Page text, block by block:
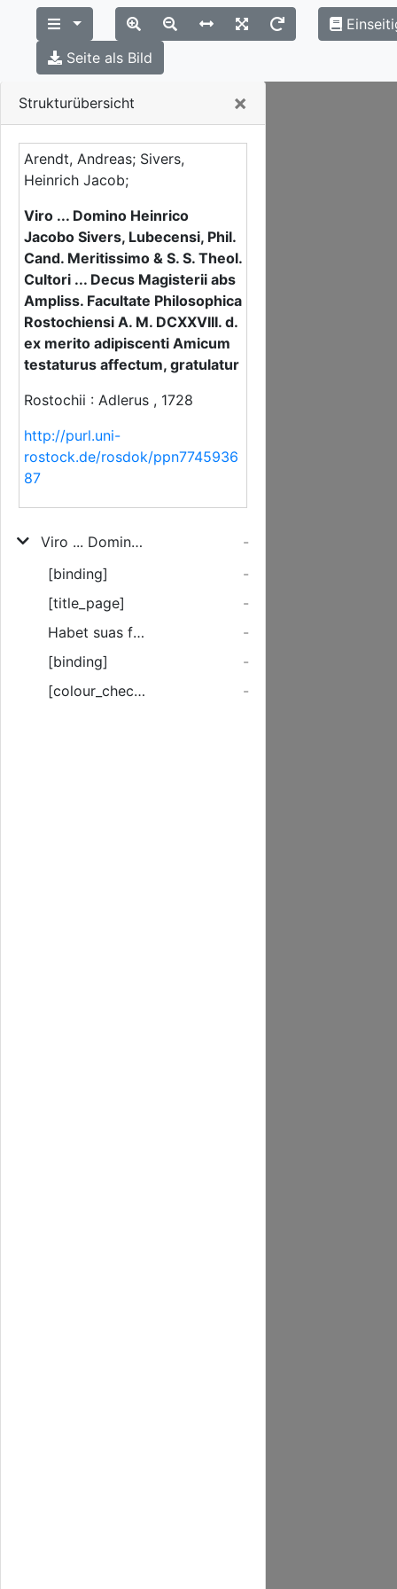
Strukturübersicht ×
Arendt, Andreas; Sivers,
Heinrich Jacob;
Viro ... Domino Heinrico
Jacobo Sivers, Lubecensi, Phil.
Cand. Meritissimo & S. S. Theol.
Cultori ... Decus Magisterii abs
Ampliss. Facultate Philosophica
Rostochiensi A. M. DCXXVIII. d.
ex merito adipiscenti Amicum
testaturus affectum, gratulatur
Rostochii : Adlerus , 1728
http://purl.uni-
rostock.de/rosdok/ppn7745936
87
Viro ... Domino Heinrico Jacobo Sivers, Lubecensi, Phil. Cand. Meritissimo & S. S. Theol. Cultori ... Decus Magisterii abs Ampliss. Facultate Philosophica Rostochiensi A. M. DCXXVIII. d. ex merito adipiscenti Amicum testaturus affectum, gratulatur
-
[binding]
-
[title_page]
-
Habet suas faces, habet ...
-
[binding]
-
[colour_checker]
-
Seite als Bild